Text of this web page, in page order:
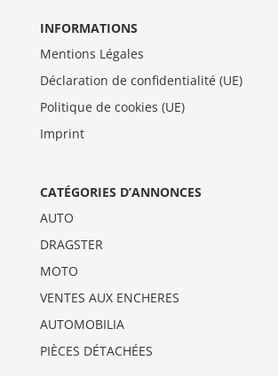
INFORMATIONS
Mentions Légales
Déclaration de confidentialité (UE)
Politique de cookies (UE)
Imprint
CATÉGORIES D’ANNONCES
AUTO
DRAGSTER
MOTO
VENTES AUX ENCHERES
AUTOMOBILIA
PIÈCES DÉTACHÉES